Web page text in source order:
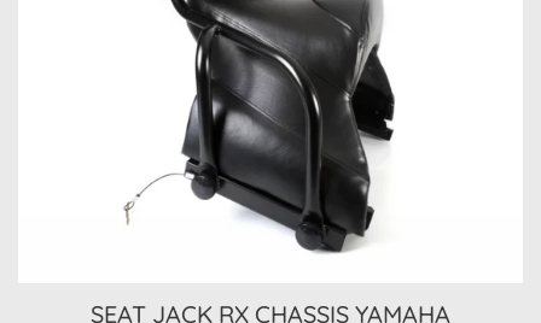
SEAT JACK RX CHASSIS YAMAHA